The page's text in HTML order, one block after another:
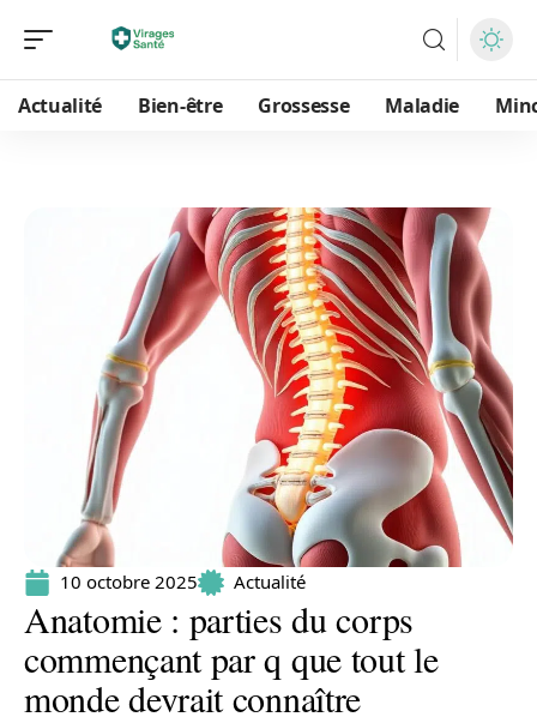
Actualité Bien-être Grossesse Maladie
10 octobre 2025 Actualité
Anatomie : parties du corps
commençant par q que tout le
monde devrait connaître